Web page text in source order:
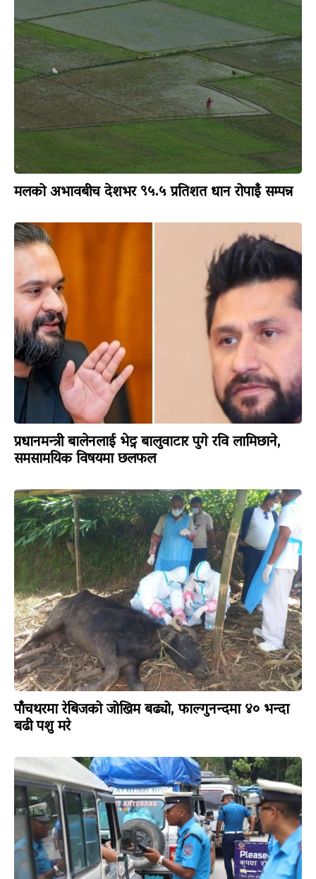
मलको अभावबीच देशभर ९५.५ प्रतिशत धान रोपाइँ सम्पन्न
प्रधानमन्त्री बालेनलाई भेट्न बालुवाटार पुगे रवि लामिछाने,
समसामयिक विषयमा छलफल
पाँचथरमा रेबिजको जोखिम बढ्यो, फाल्गुनन्दमा ४० भन्दा
बढी पशु मरे